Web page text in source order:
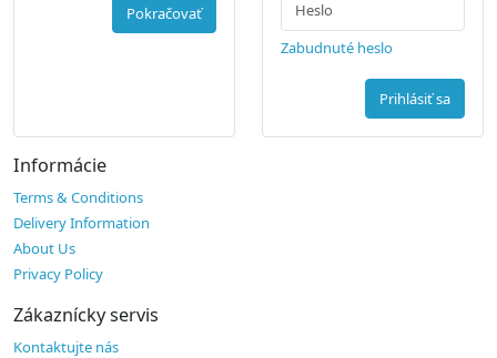
Pokračovať
Zabudnuté heslo
Prihlásiť sa
Informácie
Terms & Conditions
Delivery Information
About Us
Privacy Policy
Zákaznícky servis
Kontaktujte nás